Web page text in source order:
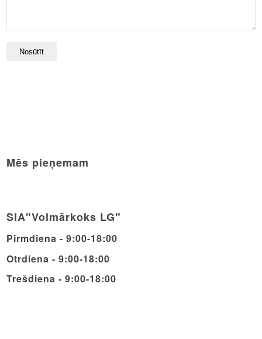
Mēs pieņemam
SIA"Volmārkoks LG"
Pirmdiena - 9:00-18:00
Otrdiena - 9:00-18:00
Trešdiena - 9:00-18:00